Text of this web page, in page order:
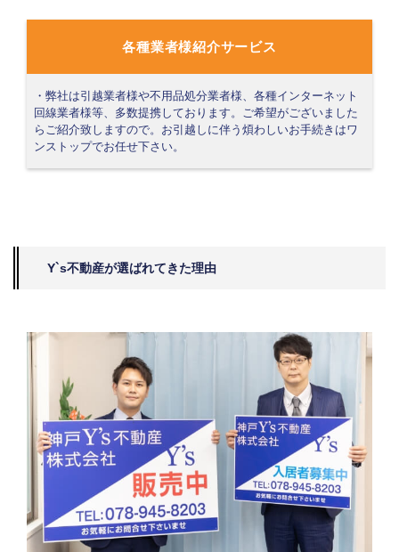
各種業者様紹介サービス
・弊社は引越業者様や不用品処分業者様、各種インターネット
回線業者様等、多数提携しております。ご希望がございました
らご紹介致しますので。お引越しに伴う煩わしいお手続きはワ
ンストップでお任せ下さい。
Y`s不動産が選ばれてきた理由